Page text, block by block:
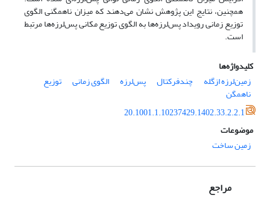
همچنین، نتایج این پژوهش نشان می‌دهند که میزان ناهمگنی الگوی
توزیع زمانی رویداد پس‌لرزه‌ها به الگوی توزیع مکانی پس‌لرزه‌ها مرتبط
است.
کلیدواژه‌ها
زمین‌لرزه ازگله
چند‌فرکتال پس‌لرزه الگوی زمانی توزیع
ناهمگن
20.1001.1.10237429.1402.33.2.2.1
موضوعات
زمین ساخت
مراجع